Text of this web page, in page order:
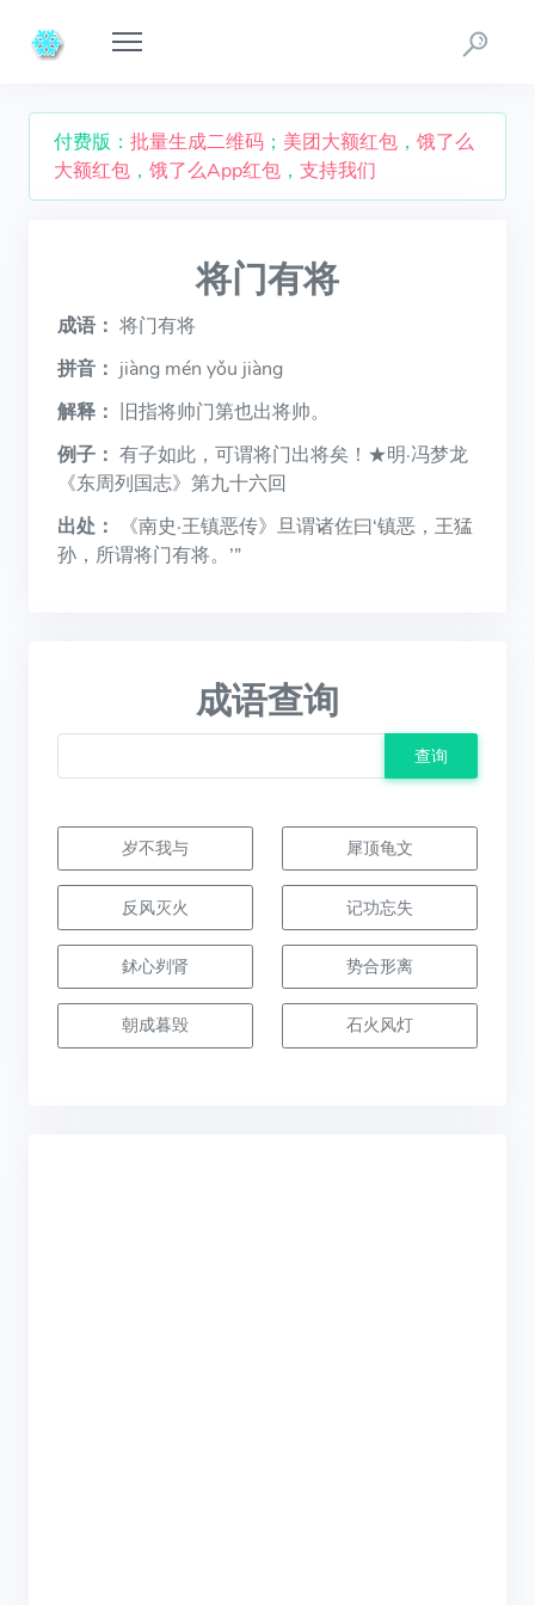
付费版： 批量生成二维码 ； 美团大额红包 ， 饿了么
大额红包 ， 饿了么App红包 ， 支持我们
将门有将
成语： 将门有将
拼音： jiàng mén yǒu jiàng
解释：
旧指将帅门第也出将帅。
例子： 有子如此，可谓将门出将矣！★明·冯梦龙
《东周列国志》第九十六回
出处：
《南史·王镇恶传》旦谓诸佐曰‘镇恶，王猛
孙，所谓将门有将。’”
成语查询
查询
岁不我与 犀顶龟文
反风灭火 记功忘失
鉥心刿肾 势合形离
朝成暮毁 石火风灯